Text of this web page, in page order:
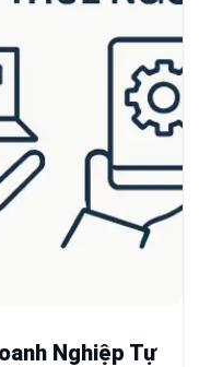
Nghiệp Tự